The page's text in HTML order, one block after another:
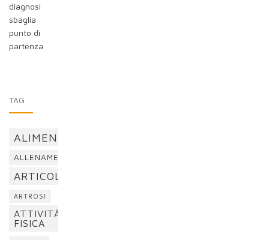
diagnosi
sbaglia
punto di
partenza
TAG
ALIMENTAZIONE
ALLENAMENTO
ARTICOLAZIONI
ARTROSI
ATTIVITÀ
FISICA